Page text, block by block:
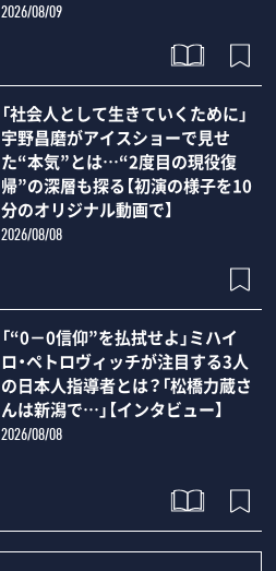
2026/08/09
「社会人として生きていくために」
宇野昌磨がアイスショーで見せ
た“本気”とは…“2度目の現役復
帰”の深層も探る【初演の様子を10
分のオリジナル動画で】
2026/08/08
「“0－0信仰”を払拭せよ」ミハイ
ロ・ペトロヴィッチが注目する3人
の日本人指導者とは？「松橋力蔵さ
んは新潟で…」【インタビュー】
2026/08/08